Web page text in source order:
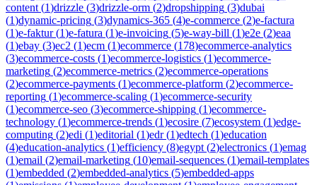
content (1)drizzle (3)drizzle-orm (2)dropshipping (3)dubai
(1)dynamic-pricing (3)dynamics-365 (4)e-commerce (2)e-factura
(1)e-faktur(1)e-fatura (1)e-invoicing (5)e-way-bill (1)e2e (2)eaa
(1)ebay (3)ec2 (1)ecm (1)ecommerce (178)ecommerce-analytics
(3)ecommerce-costs (1)ecommerce-logistics (1)ecommerce-
marketing (2)ecommerce-metrics (2)ecommerce-operations
(2)ecommerce-payments (1)ecommerce-platform (2)ecommerce-
reporting (1)ecommerce-scaling (1)ecommerce-security
(1)ecommerce-seo (3)ecommerce-shipping (1)ecommerce-
technology (1)ecommerce-trends (1)ecosire (7)ecosystem (1)edge-
computing (2)edi (1)editorial (1)edr(1)edtech (1)education
(4)education-analytics (1)efficiency (8)egypt (2)electronics (1)emag
(1)email (2)email-marketing (10)email-sequences (1)email-templates
(1)embedded (2)embedded-analytics (5)embedded-apps